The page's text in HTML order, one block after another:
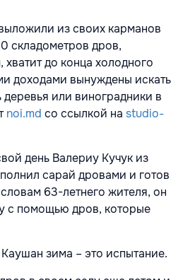
из своих карманов
складометров дров,
до конца холодного
доходами вынуждены искать
деревья или виноградники в
noi.md со ссылкой на studio-
день Валериу Кучук из
сарай дровами и готов
63-летнего жителя, он
с помощью дров, которые
зима – это испытание.